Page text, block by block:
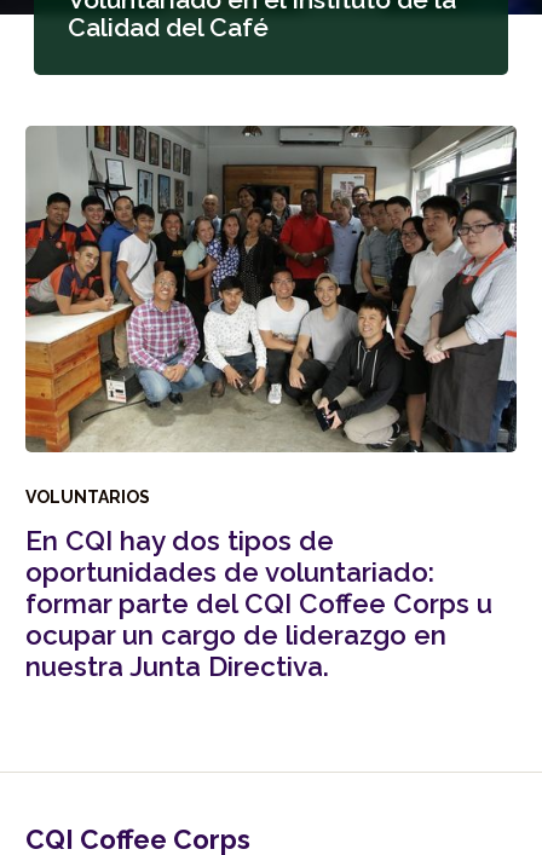
Calidad del Café
VOLUNTARIOS
En CQI hay dos tipos de
oportunidades de voluntariado:
formar parte del CQI Coffee Corps u
ocupar un cargo de liderazgo en
nuestra Junta Directiva.
CQI Coffee Corps